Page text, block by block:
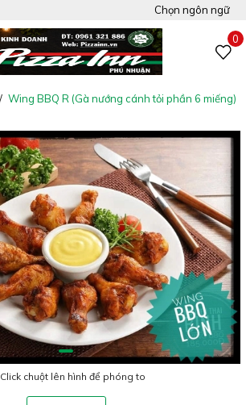
Chọn ngôn ngữ
0
Wing BBQ R (Gà nướng cánh tỏi phần 6 miếng)
Click chuột lên hình để phóng to